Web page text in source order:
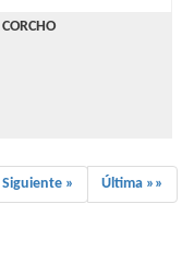
Siguiente » Última »»